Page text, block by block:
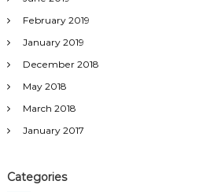
February 2019
January 2019
December 2018
May 2018
March 2018
January 2017
Categories